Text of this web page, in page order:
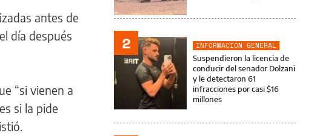
antes de
día después
“si vienen a
si la pide
2
INFORMACIÓN GENERAL
Suspendieron la licencia de
conducir del senador Dolzani
y le detectaron 61
infracciones por casi $16
millones